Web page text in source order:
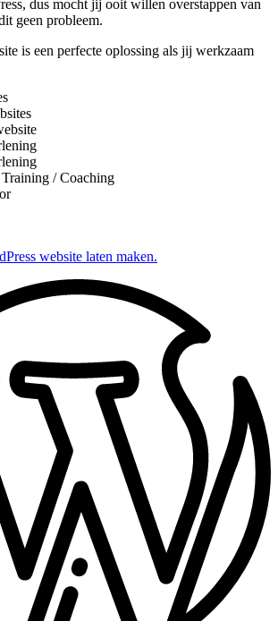
dus mocht jij ooit willen overstappen van
geen probleem.
is een perfecte oplossing als jij werkzaam
/ Coaching
website laten maken.